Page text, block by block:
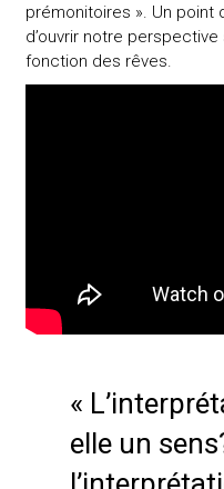
prémonitoires ». Un
d’ouvrir notre
fonction des rêves.
«
elle un